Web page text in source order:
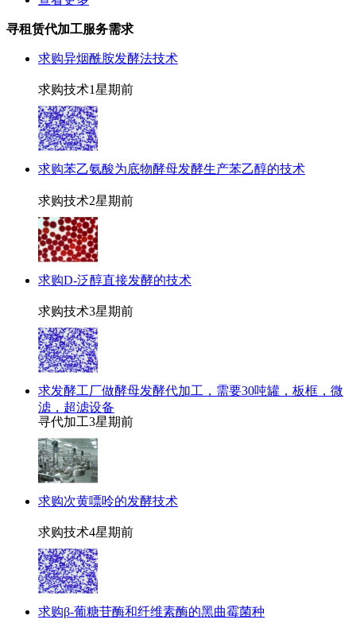
寻租赁代加工服务需求
求购异烟酰胺发酵法技术
求购技术1星期前
求购苯乙氨酸为底物酵母发酵生产苯乙醇的技术
求购技术2星期前
求购D-泛醇直接发酵的技术
求购技术3星期前
求发酵工厂做酵母发酵代加工，需要30吨罐，板框，微
滤，超滤设备
寻代加工3星期前
求购次黄嘌呤的发酵技术
求购技术4星期前
求购β-葡糖苷酶和纤维素酶的黑曲霉菌种